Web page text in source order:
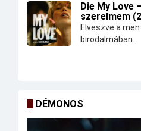
Die My Love
szerelmem
Elveszve a
birodalmában.
DÉMONOS